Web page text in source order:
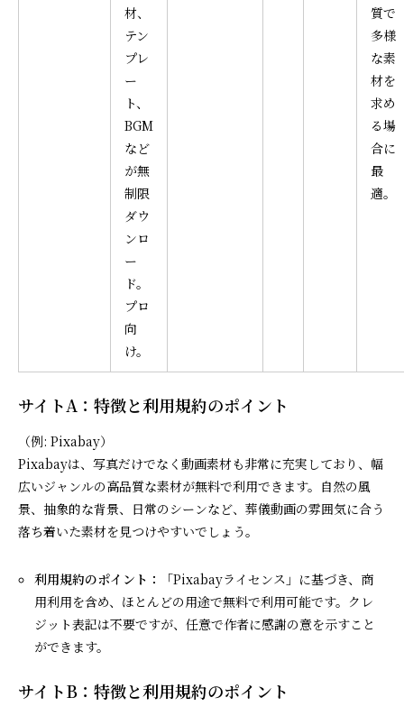
材、
テン
プレ
ー
ト、
BGM
など
が無
制限
ダウ
ンロ
ー
ド。
プロ
向
け。
質で
多様
な素
材を
求め
る場
合に
最
適。
サイトA：特徴と利用規約のポイント
（例: Pixabay）
Pixabayは、写真だけでなく動画素材も非常に充実しており、幅
広いジャンルの高品質な素材が無料で利用できます。自然の風
景、抽象的な背景、日常のシーンなど、葬儀動画の雰囲気に合う
落ち着いた素材を見つけやすいでしょう。
利用規約のポイント：
「Pixabayライセンス」に基づき、商
用利用を含め、ほとんどの用途で無料で利用可能です。クレ
ジット表記は不要ですが、任意で作者に感謝の意を示すこと
ができます。
サイトB：特徴と利用規約のポイント